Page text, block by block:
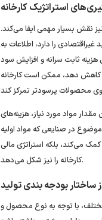
استراتژیک کارخانه
نقش بسیار مهمی ایفا می‌کند.
را دارد، اطلاعات به
ثابت سرانه و افزایش سود
کاهش دهد، ممکن است کارخانه
مواد مورد نیاز، هزینه‌های
در صنایعی که مواد اولیه
کمک می‌کند، بلکه استراتژی مالی
کارخانه را نیز شکل می‌دهد.
ساختار بودجه‌ بندی تولید
با توجه به نوع محصول و